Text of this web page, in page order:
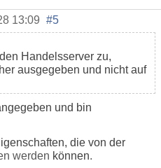
13:09 #5
Handelsserver zu,
ausgegeben und nicht auf
und bin
die von der
werden können.